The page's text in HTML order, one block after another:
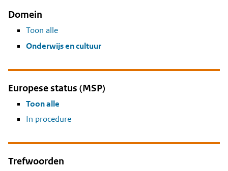
Domein
Toon alle
Onderwijs en cultuur
Europese status (MSP)
Toon alle
In procedure
Trefwoorden